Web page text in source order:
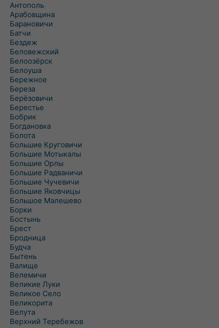
Антополь
Арабовщина
Барановичи
Батчи
Бездеж
Беловежский
Белоозёрск
Белоуша
Бережное
Береза
Берёзовичи
Берестье
Бобрик
Богдановка
Болота
Большие Круговичи
Большие Мотыкалы
Большие Орлы
Большие Радваничи
Большие Чучевичи
Большие Яковчицы
Большое Малешево
Борки
Бостынь
Брест
Бродница
Будча
Бытень
Валище
Велемичи
Великие Луки
Великое Село
Великорита
Велута
Верхний Теребежов